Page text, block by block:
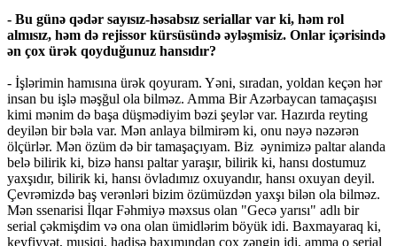
- Bu günə qədər sayısız-həsabsız seriallar var ki, həm rol
almısız, həm də rejissor kürsüsündə əyləşmisiz. Onlar içərisində
ən çox ürək qoyduğunuz hansıdır?
- İşlərimin hamısına ürək qoyuram. Yəni, sıradan, yoldan keçən hər
insan bu işlə məşğul ola bilməz. Amma Bir Azərbaycan tamaçaşısı
kimi mənim də başa düşmədiyim bəzi şeylər var. Hazırda reyting
deyilən bir bəla var. Mən anlaya bilmirəm ki, onu nəyə nəzərən
ölçürlər. Mən özüm də bir tamaşaçıyam. Biz əynimizə paltar alanda
belə bilirik ki, bizə hansı paltar yaraşır, bilirik ki, hansı dostumuz
yaxşıdır, bilirik ki, hansı övladımız oxuyandır, hansı oxuyan deyil.
Çevrəmizdə baş verənləri bizim özümüzdən yaxşı bilən ola bilməz.
Mən ssenarisi İlqar Fəhmiyə məxsus olan "Gecə yarısı" adlı bir
serial çəkmişdim və ona olan ümidlərim böyük idi. Baxmayaraq ki,
keyfiyyət, musiqi, hadisə baxımından çox zəngin idi, amma o serial